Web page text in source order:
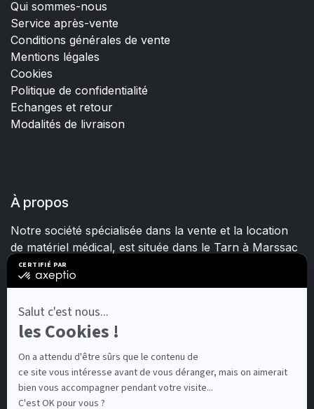
Qui sommes-nous
Service après-vente
Conditions générales de vente
Mentions légales
Cookies
Politique de confidentialité
Echanges et retour
Modalités de livraison
À propos
Notre société spécialisée dans la vente et la location
de matériel médical, est située dans le Tarn à Marssac
sur Tarn.
15 ans, nous mettons quotidiennement tout en œuvre
pour satisfaire les besoins de chacun.
Contactez-nous